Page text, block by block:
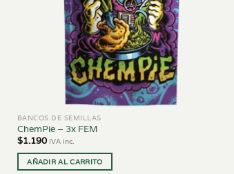
BANCOS DE SEMILLAS
ChemPie – 3x FEM
$1.190 IVA inc.
AÑADIR AL CARRITO